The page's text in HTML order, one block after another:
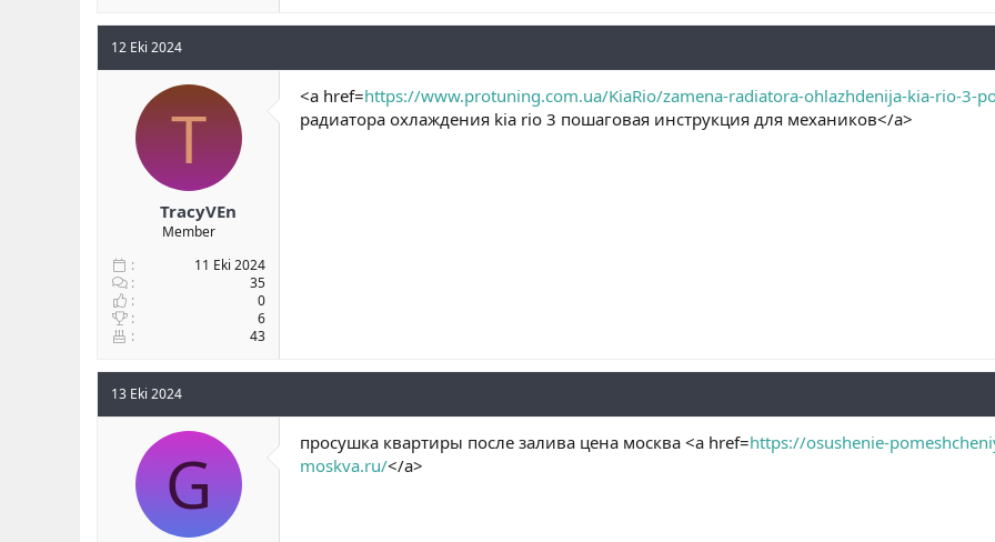
12 Eki 2024
T
TracyVEn
Member
11 Eki 2024
35
0
6
43
<a href=https://www.protuning.com.ua/KiaRio/zamena-radiatora-ohlazhdenija-kia-rio-3-
радиатора охлаждения kia rio 3 пошаговая инструкция для механиков</a>
13 Eki 2024
G просушка квартиры после залива цена москва <a href=https://osushenie-
moskva.ru/</a>